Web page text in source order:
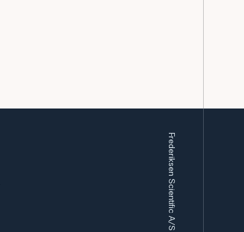
Frederiksen Scientific A/S